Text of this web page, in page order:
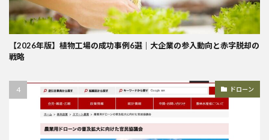
【2026年版】植物工場の成功事例6選｜大企業の参入動向と赤字脱却の
戦略
ドローン